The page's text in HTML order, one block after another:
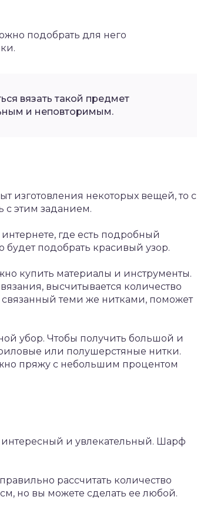
подобрать для него
вязать такой предмет
и неповторимым.
изготовления некоторых вещей, то с
с этим заданием.
где есть подробный
будет подобрать красивый узор.
купить материалы и инструменты.
высчитывается количество
теми же нитками, поможет
убор. Чтобы получить большой и
или полушерстяные нитки.
пряжу с небольшим процентом
и увлекательный. Шарф
рассчитать количество
но вы можете сделать ее любой.